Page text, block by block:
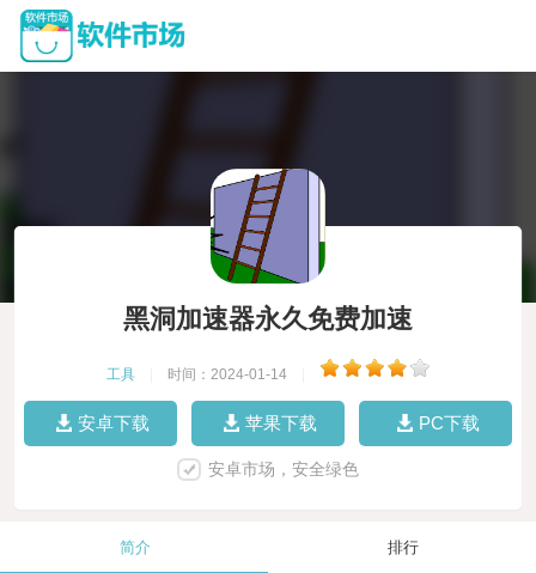
黑洞加速器永久免费加速
工具 时间：2024-01-14
安卓下载 苹果下载 PC下载
安卓市场，安全绿色
简介 排行